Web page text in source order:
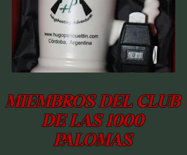
MIEMBROS DEL CLUB
DE LAS 1000
PALOMAS